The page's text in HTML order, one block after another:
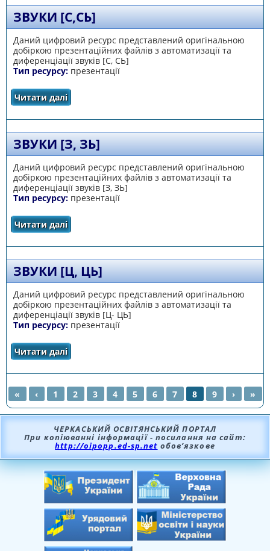
ЗВУКИ [С,СЬ]
Даний цифровий ресурс представлений оригінальною
добіркою презентаційних файлів з автоматизації та
диференціації звуків [С, СЬ]
Тип ресурсу: презентації
Читати даліпро Звуки [С,СЬ]
ЗВУКИ [З, ЗЬ]
Даний цифровий ресурс представлений оригінальною
добіркою презентаційних файлів з автоматизації та
диференціації звуків [З, ЗЬ]
Тип ресурсу: презентації
Читати даліпро Звуки [З, ЗЬ]
ЗВУКИ [Ц, ЦЬ]
Даний цифровий ресурс представлений оригінальною
добіркою презентаційних файлів з автоматизації та
диференціації звуків [Ц- ЦЬ]
Тип ресурсу: презентації
Читати даліпро Звуки [Ц, ЦЬ]
СТОРІНКИ
« ‹ 1 2 3 4 5 6 7 8 9 › »
ЧЕРКАСЬКИЙ ОСВІТЯНСЬКИЙ ПОРТАЛ
При копіюванні інформації - посилання на сайт:
http://oipopp.ed-sp.net обов’язкове